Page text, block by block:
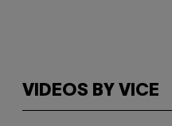
VIDEOS BY VICE